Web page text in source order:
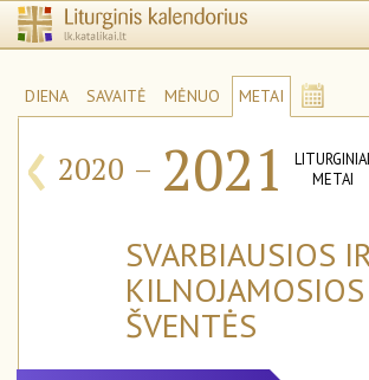
DIENA SAVAITĖ MĖNUO METAI
‹ 2020 – 2021
LITURGINIAI
METAI
SVARBIAUSIOS
KILNOJAMOSIOS
ŠVENTĖS